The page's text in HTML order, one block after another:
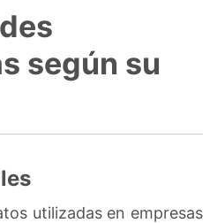
según su
utilizadas en empresas